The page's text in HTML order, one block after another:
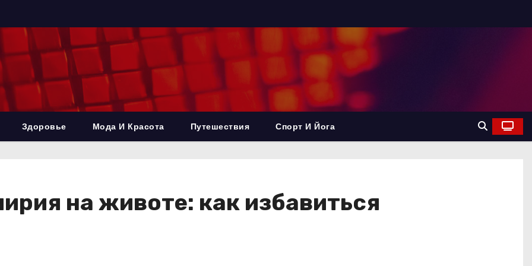
Здоровье Мода И Красота Путешествия Спорт И Йога
на животе: как избавиться